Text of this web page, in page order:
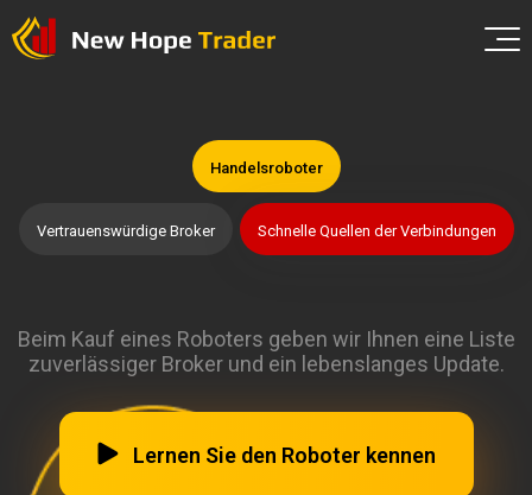
Handelsroboter
Vertrauenswürdige Broker Schnelle Quellen der Verbindungen
Beim Kauf eines Roboters geben wir Ihnen eine Liste
zuverlässiger Broker und ein lebenslanges Update.
Lernen Sie den Roboter kennen